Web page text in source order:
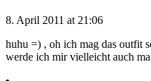
8. April 2011 at 21:06
huhu =) , oh ich mag das outfit
werde ich mir vielleicht auch